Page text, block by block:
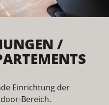
/
Einrichtung der
Bereich.